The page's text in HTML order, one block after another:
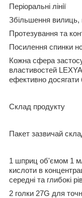
Періоральні лінії
Збільшення вилиць,
Протезування та
Посилення спинки
Кожна сфера
властивостей
ефективно досягати
Склад продукту
Пакет зазвичай
1 шприц об'ємом 1
кислоти в
середні та глибокі
2 голки 27G для